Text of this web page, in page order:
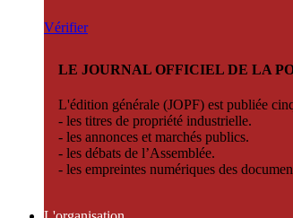
Vérifier
LE JOURNAL OFFICIEL DE LA
L'édition générale (JOPF) est publiée
- les titres de propriété industrielle.
- les annonces et marchés publics.
- les débats de l’Assemblée.
- les empreintes numériques des